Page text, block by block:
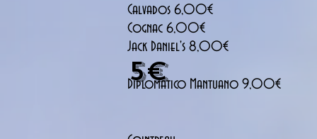
Calvados 6,00€
Cognac 6,00€
Jack Daniel's 8,00€
Diplomatico Mantuano 9,00€
5€